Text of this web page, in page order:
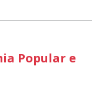
Popular e